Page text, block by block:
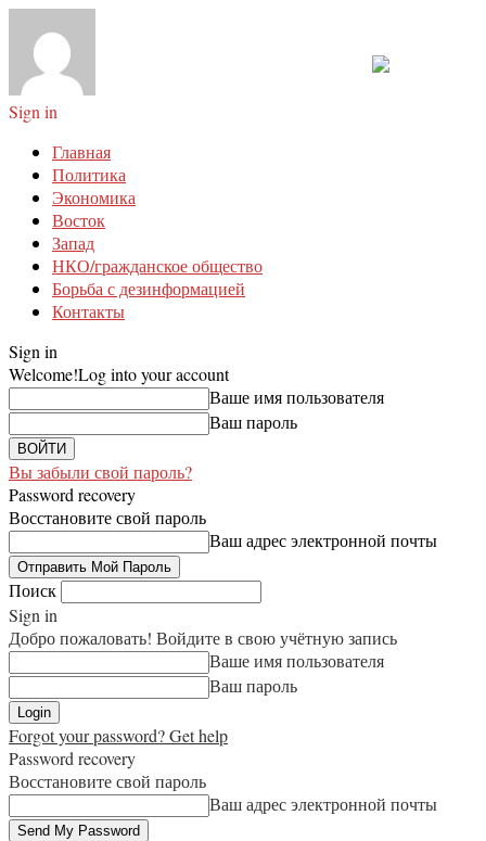
Sign in
Главная
Политика
Экономика
Восток
Запад
НКО/гражданское общество
Борьба с дезинформацией
Контакты
Sign in
Welcome!Log into your account
Ваше имя пользователя
Ваш пароль
Вы забыли свой пароль?
Password recovery
Восстановите свой пароль
Ваш адрес электронной почты
Поиск
Sign in
Добро пожаловать! Войдите в свою учётную запись
Ваше имя пользователя
Ваш пароль
Forgot your password? Get help
Password recovery
Восстановите свой пароль
Ваш адрес электронной почты